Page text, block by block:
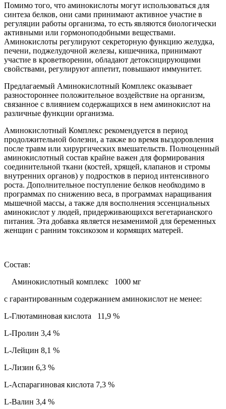
Помимо того, что аминокислоты могут использоваться для
синтеза белков, они сами принимают активное участие в
регуляции работы организма, то есть являются биологически
активными или гормоноподобными веществами.
Аминокислоты регулируют секреторную функцию желудка,
печени, поджелудочной железы, кишечника, принимают
участие в кроветворении, обладают детоксицирующими
свойствами, регулируют аппетит, повышают иммунитет.
Предлагаемый Аминокислотный Комплекс оказывает
разностороннее положительное воздействие на организм,
связанное с влиянием содержащихся в нем аминокислот на
различные функции организма.
Аминокислотный Комплекс рекомендуется в период
продолжительной болезни, а также во время выздоровления
после травм или хирургических вмешательств. Полноценный
аминокислотный состав крайне важен для формирования
соединительной ткани (костей, хрящей, клапанов и стромы
внутренних органов) у подростков в период интенсивного
роста. Дополнительное поступление белков необходимо в
программах по снижению веса, в программах наращивания
мышечной массы, а также для восполнения эссенциальных
аминокислот у людей, придерживающихся вегетарианского
питания. Эта добавка является незаменимой для беременных
женщин с ранним токсикозом и кормящих матерей.
Состав:
Аминокислотный комплекс 1000 мг
с гарантированным содержанием аминокислот не менее:
L-Глютаминовая кислота 11,9 %
L-Пролин 3,4 %
L-Лейцин 8,1 %
L-Лизин 6,3 %
L-Аспарагиновая кислота 7,3 %
L-Валин 3,4 %